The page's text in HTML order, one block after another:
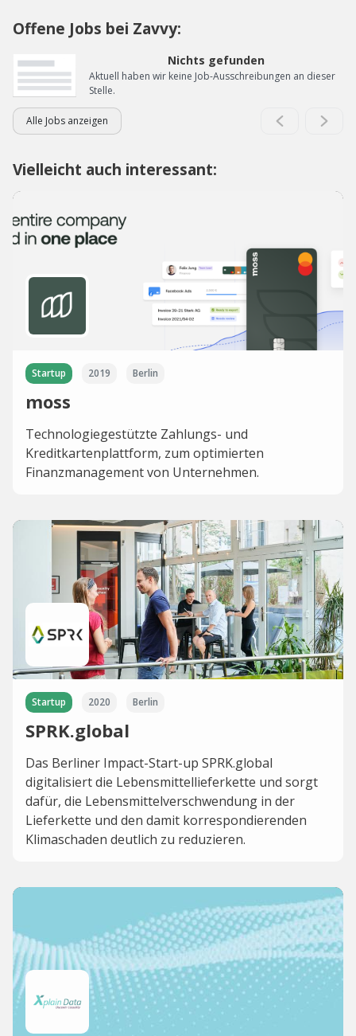
Offene Jobs bei Zavvy:
Nichts gefunden
Aktuell haben wir keine Job-Ausschreibungen an dieser
Stelle.
Alle Jobs anzeigen
Vielleicht auch interessant:
Startup 2019 Berlin
moss
Technologiegestützte Zahlungs- und
Kreditkartenplattform, zum optimierten
Finanzmanagement von Unternehmen.
Startup 2020 Berlin
SPRK.global
Das Berliner Impact-Start-up SPRK.global
digitalisiert die Lebensmittellieferkette und sorgt
dafür, die Lebensmittelverschwendung in der
Lieferkette und den damit korrespondierenden
Klimaschaden deutlich zu reduzieren.